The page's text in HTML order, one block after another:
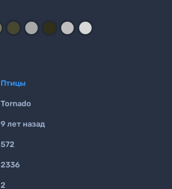
Птицы
Tornado
9 лет назад
572
2336
2